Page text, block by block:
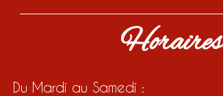
Horaires
Du Mardi au Samedi :